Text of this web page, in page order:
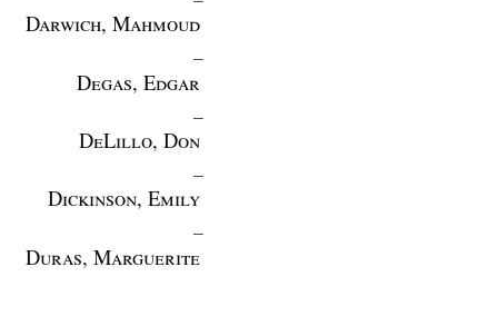
Darwich, Mahmoud
Degas, Edgar
DeLillo, Don
Dickinson, Emily
Duras, Marguerite